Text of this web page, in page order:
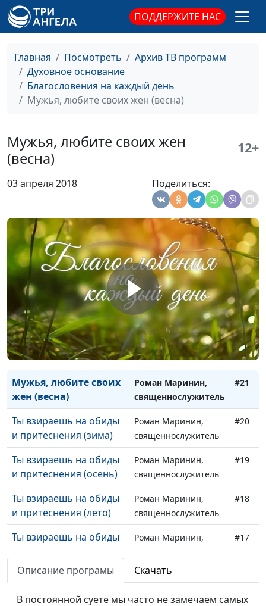
ПОДДЕРЖИТЕ НАС
Главная Посмотреть
Архив ТВ программ
Духовное основание
Благословения на каждый день
Мужья, любите своих жен (весна)
Мужья, любите своих жен
(весна)
12+
03 апреля 2018 Поделиться:
светильник ноге моей
(лето)
светильник ноге моей
(весна)
священнослужитель
Все Писание
Роман Маринин,
Все Писание
богодухновенно
(осень)
священнослужитель
Все Писание
Роман Маринин,
священнослужитель
#26
Все Писание
богодухновенно (весна)
Роман Маринин,
священнослужитель
#25
Мужья, любите своих
жен (зима)
Роман Маринин,
священнослужитель
#24
Мужья, любите своих
жен (осень)
Роман Маринин,
священнослужитель
#23
Мужья, любите своих
жен (лето)
Роман Маринин,
священнослужитель
#22
Мужья, любите своих
жен (весна)
Роман Маринин,
священнослужитель
#21
Ты взираешь на обиды
и притеснения (зима)
Роман Маринин,
священнослужитель
#20
Ты взираешь на обиды
и притеснения (осень)
Роман Маринин,
священнослужитель
#19
Ты взираешь на обиды
и притеснения (лето)
Роман Маринин,
священнослужитель
#18
Ты взираешь на обиды
и притеснения (весна)
Роман Маринин,
#17
Молитесь за
Роман Маринин,
Описание програмы Скачать
В постоянной суете мы часто не замечаем самых